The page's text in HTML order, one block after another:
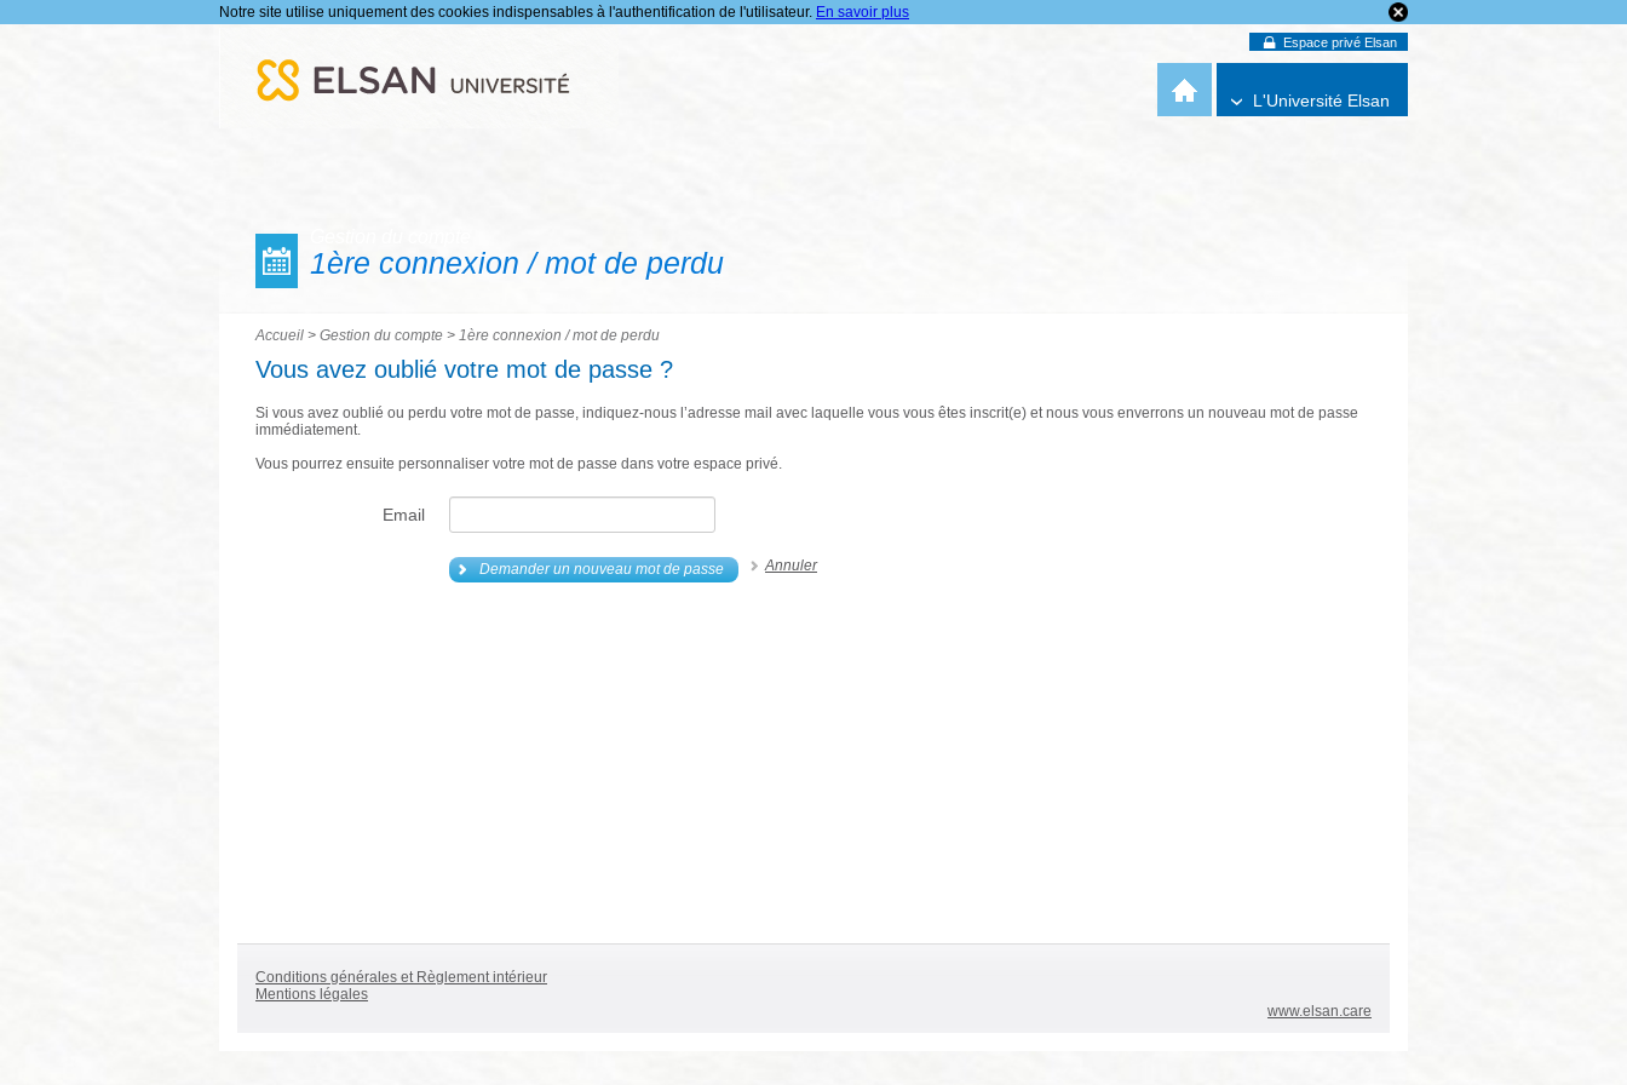
Notre site utilise uniquement des cookies indispensables à l'authentification de l'utilisateur. En savoir plus
Espace privé Elsan
L'Université Elsan
1ère connexion / mot de perdu
Accueil > Gestion du compte > 1ère connexion / mot de perdu
Vous avez oublié votre mot de passe ?
Si vous avez oublié ou perdu votre mot de passe, indiquez-nous l’adresse mail avec laquelle vous vous êtes inscrit(e) et nous vous enverrons un nouveau mot de passe
immédiatement.
Vous pourrez ensuite personnaliser votre mot de passe dans votre espace privé.
Email
Demander un nouveau mot de passe Annuler
Conditions générales et Règlement intérieur
Mentions légales
www.elsan.care